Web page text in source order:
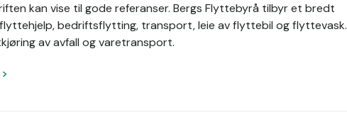
kan vise til gode referanser. Bergs Flyttebyrå tilbyr et bredt
bedriftsflytting, transport, leie av flyttebil og flyttevask.
av avfall og varetransport.